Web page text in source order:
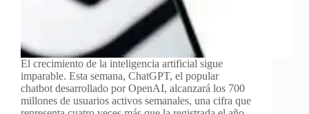
El crecimiento de la inteligencia artificial sigue
imparable. Esta semana, ChatGPT, el popular
chatbot desarrollado por OpenAI, alcanzará los 700
millones de usuarios activos semanales, una cifra que